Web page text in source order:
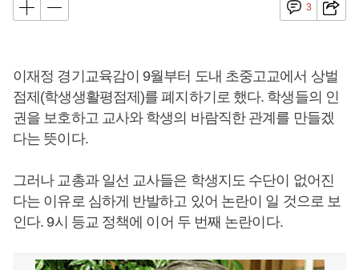
3
이재정 경기교육감이 9월부터 도내 초중고교에서 상벌
점제(학생생활평점제)를 폐지하기로 했다. 학생들의 인
권을 보호하고 교사와 학생의 바람직한 관계를 만들겠
다는 뜻이다.
그러나 교총과 일선 교사들은 학생지도 수단이 없어진
다는 이유로 심하게 반발하고 있어 논란이 일 것으로 보
인다. 9시 등교 정책에 이어 두 번째 논란이다.